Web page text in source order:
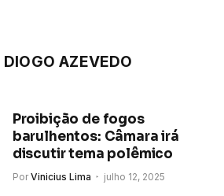
DIOGO AZEVEDO
Proibição de fogos
barulhentos: Câmara irá
discutir tema polêmico
Por Vinicius Lima julho 12, 2025